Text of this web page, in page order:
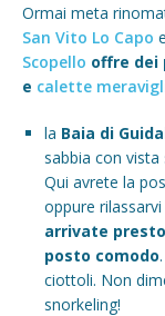
Ormai meta
San Vito Lo Capo
Scopello offre dei
e calette
la Baia di
sabbia con vista
Qui avrete la
oppure
arrivate
posto comodo
ciottoli. Non
snorkeling!